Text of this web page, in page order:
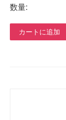
数量:
カートに追加